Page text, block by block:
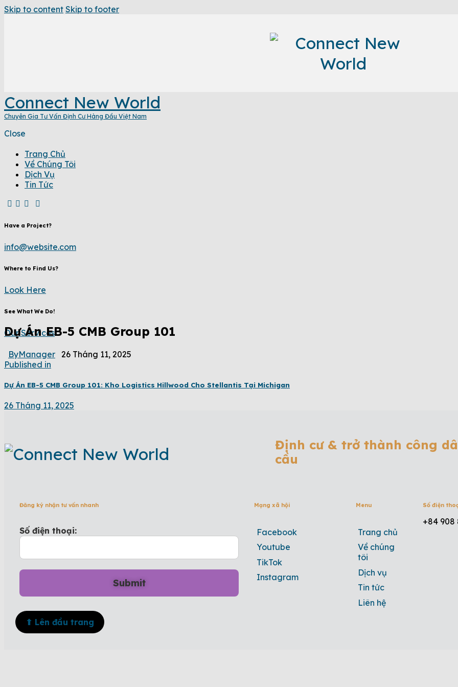
Skip to content Skip to footer
Connect New World
Chuyên Gia Tư Vấn Định Cư Hàng Đầu Việt Nam
Close
Trang Chủ
Về Chúng Tôi
Dịch Vụ
Tin Tức
Have a Project?
info@website.com
Where to Find Us?
Look Here
See What We Do!
Our Services
Dự Án EB-5 CMB Group 101
ByManager 26 Tháng 11, 2025
Published in
Dự Án EB-5 CMB Group 101: Kho Logistics Hillwood Cho Stellantis Tại Michigan
26 Tháng 11, 2025
Định cư & trở thành công
cầu
Đăng ký nhận tư vấn nhanh
Số điện thoại:
Mạng xã hội
Facebook
Youtube
TikTok
Instagram
Menu
Trang chủ
Về chúng
tôi
Dịch vụ
Tin tức
Liên hệ
Số điện
+84 908
⬆ Lên đầu trang